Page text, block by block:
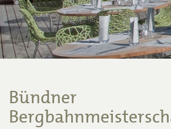
Bündner